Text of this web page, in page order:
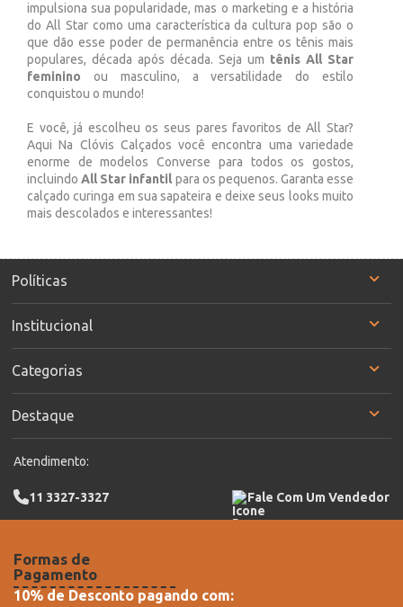
impulsiona sua popularidade, mas o marketing e a história
do All Star como uma característica da cultura pop são o
que dão esse poder de permanência entre os tênis mais
populares, década após década. Seja um tênis All Star
feminino ou masculino, a versatilidade do estilo
conquistou o mundo!
E você, já escolheu os seus pares favoritos de All Star?
Aqui Na Clóvis Calçados você encontra uma variedade
enorme de modelos Converse para todos os gostos,
incluindoAll Star infantil para os pequenos. Garanta esse
calçado curinga em sua sapateira e deixe seus looks muito
mais descolados e interessantes!
Políticas
Institucional
Categorias
Destaque
Atendimento:
11 3327-3327 Fale Com Um Vendedor
Formas de
Pagamento
10% de Desconto pagando com: